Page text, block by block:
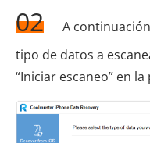
02
A
tipo de datos a
“Iniciar escaneo” en